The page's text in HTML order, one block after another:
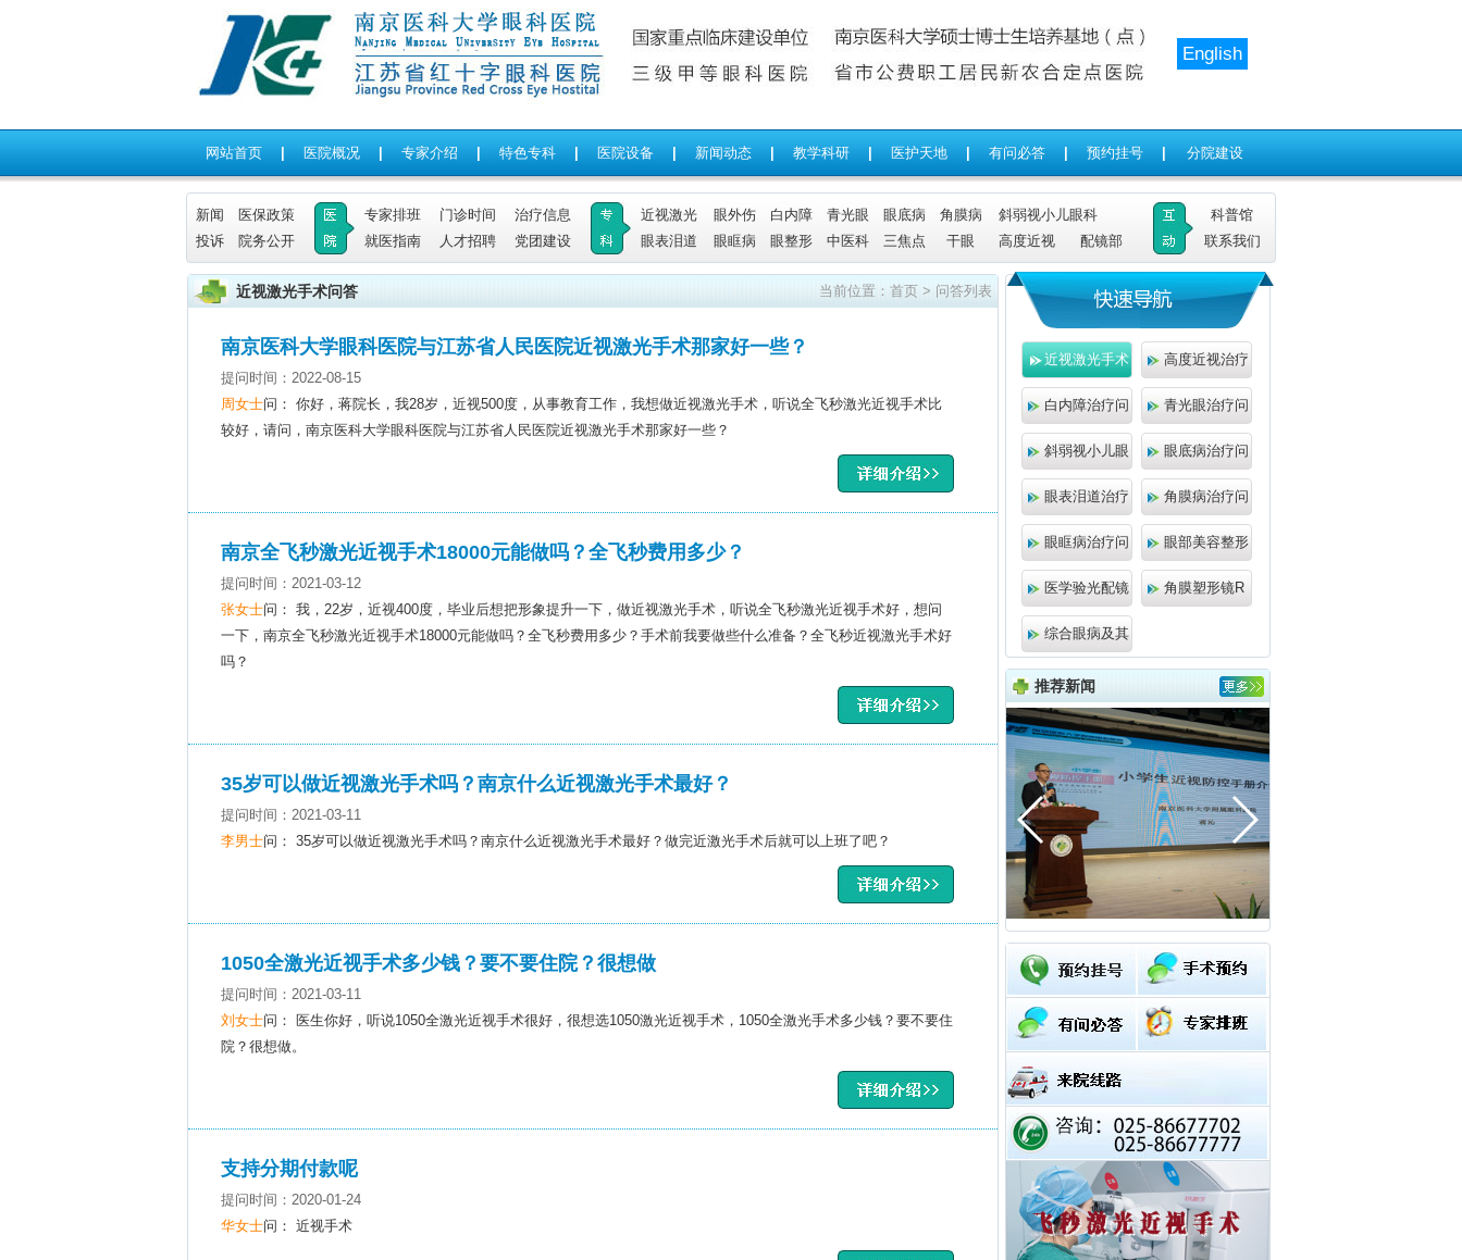
English
网站首页 医院概况 专家介绍 特色专科 医院设备 新闻动态 教学科研 医护天地 有问必答 预约挂号 分院建设
新闻 医保政策 专家排班 门诊时间 治疗信息 近视激光 眼外伤 白内障 青光眼 眼底病 角膜病 斜弱视小儿眼科
科普馆
投诉
院务公开 就医指南 人才招聘 党团建设 眼表泪道 眼眶病 眼整形 中医科 三焦点 干眼 高度近视 配镜部 联系我们
近视激光手术问答 当前位置： 首页 > 问答列表
南京医科大学眼科医院与江苏省人民医院近视激光手术那家好一些？
提问时间：2022-08-15
周女士问： 你好，蒋院长，我28岁，近视500度，从事教育工作，我想做近视激光手术，听说全飞秒激光近视手术比
较好，请问，南京医科大学眼科医院与江苏省人民医院近视激光手术那家好一些？
南京全飞秒激光近视手术18000元能做吗？全飞秒费用多少？
提问时间：2021-03-12
张女士问： 我，22岁，近视400度，毕业后想把形象提升一下，做近视激光手术，听说全飞秒激光近视手术好，想问
一下，南京全飞秒激光近视手术18000元能做吗？全飞秒费用多少？手术前我要做些什么准备？全飞秒近视激光手术好
吗？
35岁可以做近视激光手术吗？南京什么近视激光手术最好？
提问时间：2021-03-11
李男士问： 35岁可以做近视激光手术吗？南京什么近视激光手术最好？做完近激光手术后就可以上班了吧？
1050全激光近视手术多少钱？要不要住院？很想做
提问时间：2021-03-11
刘女士问： 医生你好，听说1050全激光近视手术很好，很想选1050激光近视手术，1050全激光手术多少钱？要不要住
院？很想做。
支持分期付款呢
提问时间：2020-01-24
华女士问： 近视手术
近视激光手术 高度近视治疗
白内障治疗问 青光眼治疗问
斜弱视小儿眼 眼底病治疗问
眼表泪道治疗 角膜病治疗问
眼眶病治疗问 眼部美容整形
医学验光配镜 角膜塑形镜R
综合眼病及其
推荐新闻